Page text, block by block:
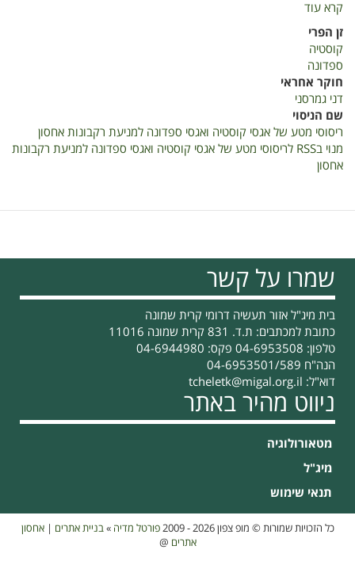
קרא עוד
קוסטיה
ואגסי
ספדונה
למניעת
רקבונות
זן הפרי
קוסטיה
ספדונה
חוקר אחראי
דני גמרסני
שם הניסוי
ריסוסי מטע של אגסי קוסטיה ואגסי ספדונה למניעת רקבונות אחסון
מנוי בRSS לריסוסי מטע של אגסי קוסטיה ואגסי ספדונה למניעת רקבונות
אחסון
שמרו על קשר
בית מיג"ל אזור תעשיה דרומי קרית שמונה
כתובת למכתבים: ת.ד. 831 קרית שמונה 11016
טלפון: 04-6953508 פקס: 04-6944980
הנה"ח 04-6953501/589
דוא"ל: tcheletk@migal.org.il
ניווט מהיר באתר
מטאורולוגיה
מיג"ל
תנאי שימוש
כל הזכויות שמורות © מופ צפון 2026 - 2009 פורטל מדיה »בניית אתרים |אחסון
אתרים @